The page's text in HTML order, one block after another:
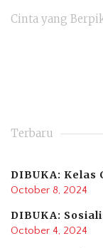
Cinta yang
Terbaru
DIBUKA:
October 8, 2024
DIBUKA:
October 4, 2024